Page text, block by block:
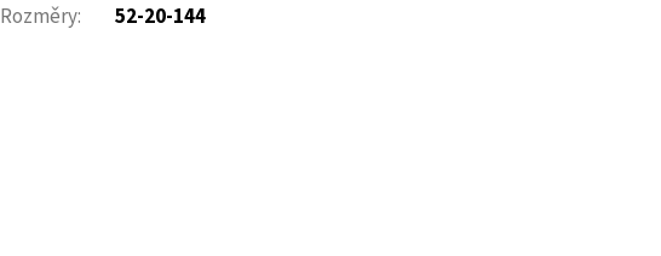
Rozměry: 52-20-144